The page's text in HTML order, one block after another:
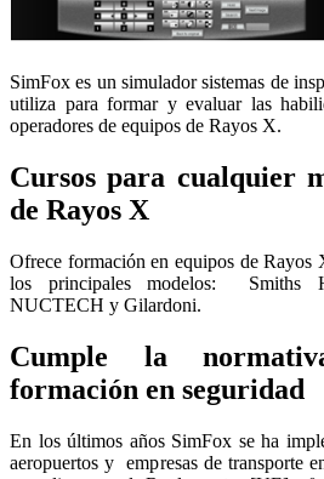
SimFox es un simulador sistemas de
utiliza para formar y evaluar las
operadores de equipos de Rayos X.
Cursos para cualquier
de Rayos X
Ofrece formación en equipos de Rayos
los principales modelos: Smiths
NUCTECH y Gilardoni.
Cumple la
formación en seguridad
En los últimos años SimFox se ha
aeropuertos y empresas de transporte